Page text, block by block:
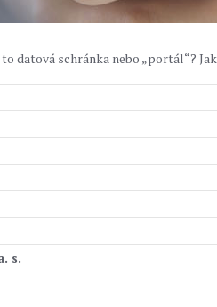
datová schránka nebo „portál“?
s.